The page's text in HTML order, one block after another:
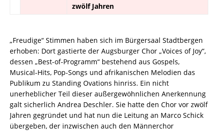
zwölf Jahren
„Freudige“ Stimmen haben sich im Bürgersaal Stadtbergen
erhoben: Dort gastierte der Augsburger Chor „Voices of Joy“,
dessen „Best-of-Programm“ bestehend aus Gospels,
Musical-Hits, Pop-Songs und afrikanischen Melodien das
Publikum zu Standing Ovations hinriss. Ein nicht
unerheblicher Teil dieser außergewöhnlichen Anerkennung
galt sicherlich Andrea Deschler. Sie hatte den Chor vor zwölf
Jahren gegründet und hat nun die Leitung an Marco Schick
übergeben, der inzwischen auch den Männerchor